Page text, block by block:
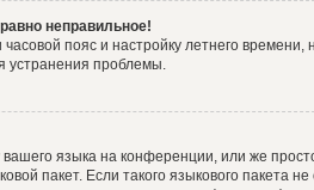
неправильное!
пояс и настройку летнего
устранения проблемы.
языка на конференции, или же
пакет. Если такого языкового